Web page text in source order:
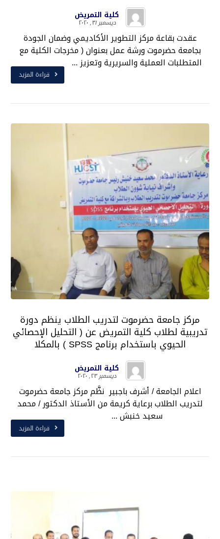
كلية التمريض
ديسمبر ٣١, ٢٠٢٠
عقدت بقاعة مركز التطوير الأكاديمي وضمان الجودة
بجامعة حضرموت ورشة عمل بعنوان ( مخرجات الكلية مع
المتطلبات العملية والسريرية وتعزيز ...
قراءة المزيد
مركز جامعة حضرموت لتدريب الطلاب ينظم دورة
تدريبية لطلاب كلية التمريض عن ( التحليل الإحصائي
الحيوي باستخدام برنامج SPSS ) بالمكلا
كلية التمريض
ديسمبر ٢٣, ٢٠٢٠
اعلام الجامعة / أشرف باجبير نظَّم مركز جامعة حضرموت
لتدريب الطلاب برعاية كريمة من الأستاذ الدكتور / محمد
سعيد خنبش ...
قراءة المزيد